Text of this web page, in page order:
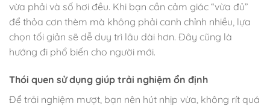
vừa phải và số hơi đều. Khi bạn cần cảm giác “vừa đủ”
để thỏa cơn thèm mà không phải canh chỉnh nhiều, lựa
chọn tối giản sẽ dễ duy trì lâu dài hơn. Đây cũng là
hướng đi phổ biến cho người mới.
Thói quen sử dụng giúp trải nghiệm ổn định
Để trải nghiệm mượt, bạn nên hút nhịp vừa, không rít quá